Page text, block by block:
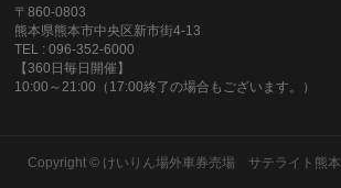
〒860-0803
熊本県熊本市中央区新市街4-13
TEL : 096-352-6000
【360日毎日開催】
10:00～21:00（17:00終了の場合もございます。）
Copyright © けいりん場外車券売場 サテライト熊本